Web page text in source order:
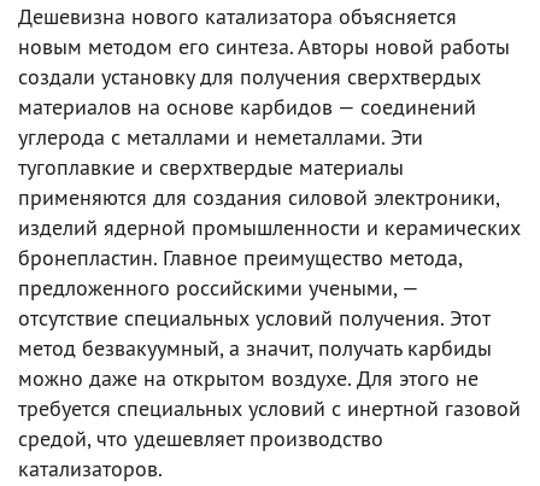
Дешевизна нового катализатора объясняется
новым методом его синтеза. Авторы новой работы
создали установку для получения сверхтвердых
материалов на основе карбидов — соединений
углерода с металлами и неметаллами. Эти
тугоплавкие и сверхтвердые материалы
применяются для создания силовой электроники,
изделий ядерной промышленности и керамических
бронепластин. Главное преимущество метода,
предложенного российскими учеными, —
отсутствие специальных условий получения. Этот
метод безвакуумный, а значит, получать карбиды
можно даже на открытом воздухе. Для этого не
требуется специальных условий с инертной газовой
средой, что удешевляет производство
катализаторов.